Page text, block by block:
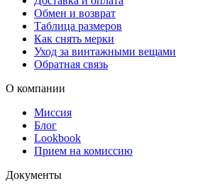
Обмен и возврат
Таблица размеров
Как снять мерки
Уход за винтажными вещами
Обратная связь
О компании
Миссия
Блог
Lookbook
Прием на комиссию
Документы